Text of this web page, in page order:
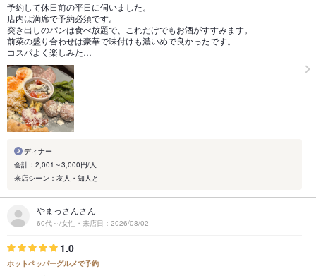
予約して休日前の平日に伺いました。
店内は満席で予約必須です。
突き出しのパンは食べ放題で、これだけでもお酒がすすみます。
前菜の盛り合わせは豪華で味付けも濃いめで良かったです。
コスパよく楽しみた…
ディナー
会計：2,001～3,000円/人
来店シーン：友人・知人と
やまっさんさん
60代～/女性・来店日：2026/08/02
1.0
ホットペッパーグルメで予約